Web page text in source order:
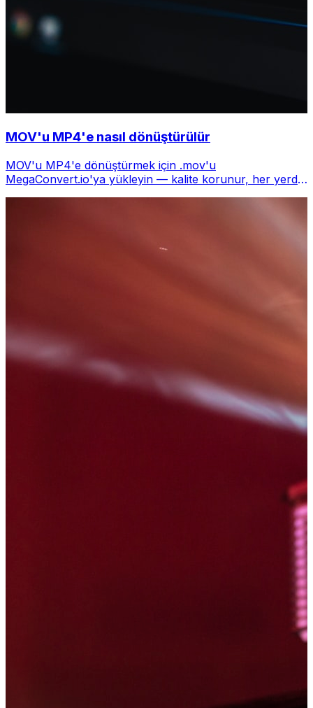
MOV'u MP4'e nasıl dönüştürülür
MOV'u MP4'e dönüştürmek için .mov'u
MegaConvert.io'ya yükleyin — kalite korunur, her yerde